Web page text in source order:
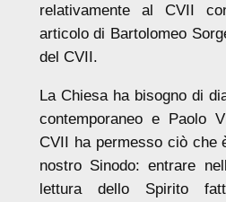
relativamente al CVII
articolo di Bartolomeo
del CVII.
La Chiesa ha bisogno di
contemporaneo e Paolo
CVII ha permesso ciò che
nostro Sinodo: entrare
lettura dello Spirito